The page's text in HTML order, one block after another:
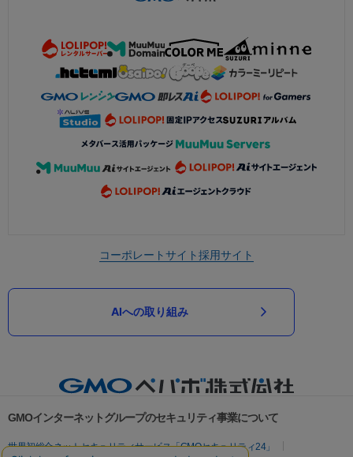
コーポレートサイト採用サイト
AIへの取り組み
GMOインターネットグループのセキュリティ事業について
世界初総合ネットセキュリティサービス「GMOセキュリティ24」